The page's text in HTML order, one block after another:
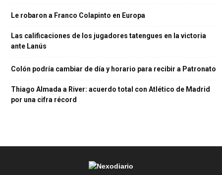
Le robaron a Franco Colapinto en Europa
Las calificaciones de los jugadores tatengues en la victoria
ante Lanús
Colón podría cambiar de día y horario para recibir a Patronato
Thiago Almada a River: acuerdo total con Atlético de Madrid
por una cifra récord